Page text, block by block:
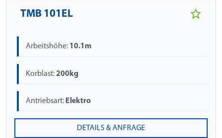
TMB 101EL
Arbeitshöhe: 10.1m
Korblast:200kg
Antriebsart: Elektro
DETAILS & ANFRAGE